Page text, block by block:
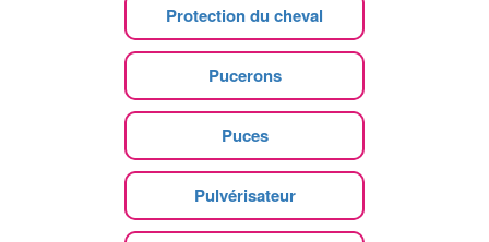
Protection du cheval
Pucerons
Puces
Pulvérisateur